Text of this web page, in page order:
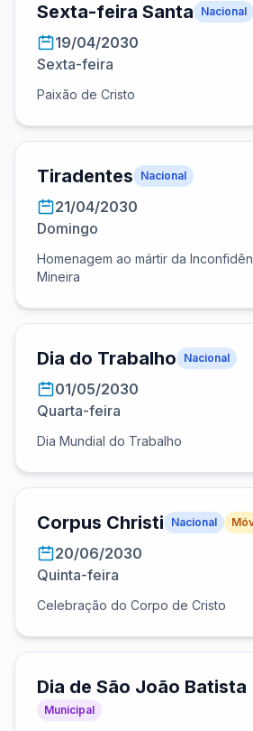
Sexta-feira Santa Nacional
19/04/2030
Sexta-feira
Paixão de Cristo
Tiradentes Nacional
21/04/2030
Domingo
Homenagem ao mártir da
Mineira
Dia do Trabalho Nacional
01/05/2030
Quarta-feira
Dia Mundial do Trabalho
Corpus Christi Nacional
20/06/2030
Quinta-feira
Celebração do Corpo de Cristo
Dia de São João Batista
Municipal